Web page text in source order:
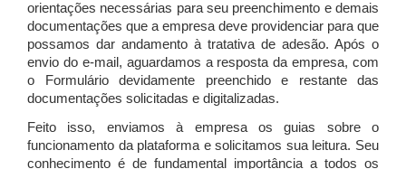
orientações necessárias para seu preenchimento e demais
documentações que a empresa deve providenciar para que
possamos dar andamento à tratativa de adesão. Após o
envio do e-mail, aguardamos a resposta da empresa, com
o Formulário devidamente preenchido e restante das
documentações solicitadas e digitalizadas.
Feito isso, enviamos à empresa os guias sobre o
funcionamento da plataforma e solicitamos sua leitura. Seu
conhecimento é de fundamental importância a todos os